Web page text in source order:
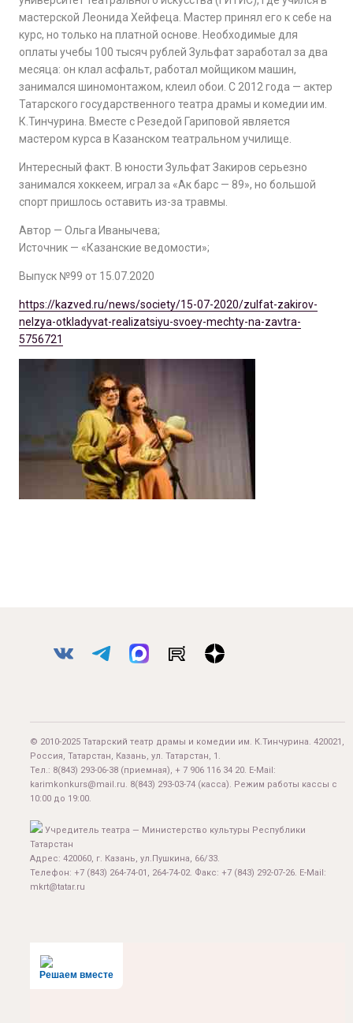
мастерской Леонида Хейфеца. Мастер принял его к себе на
курс, но только на платной основе. Необходимые для
оплаты учебы 100 тысяч рублей Зульфат заработал за два
месяца: он клал асфальт, работал мойщиком машин,
занимался шиномонтажом, клеил обои. С 2012 года — актер
Татарского государственного театра драмы и комедии им.
К.Тинчурина. Вместе с Резедой Гариповой является
мастером курса в Казанском театральном училище.
Интересный факт. В юности Зульфат Закиров серьезно
занимался хоккеем, играл за «Ак барс — 89», но большой
спорт пришлось оставить из-за травмы.
Автор — Ольга Иванычева;
Источник — «Казанские ведомости»;
Выпуск №99 от 15.07.2020
https://kazved.ru/news/society/15-07-2020/zulfat-zakirov-
nelzya-otkladyvat-realizatsiyu-svoey-mechty-na-zavtra-
5756721
© 2010-2025 Татарский театр драмы и комедии им. К.Тинчурина. 420021,
Россия, Татарстан, Казань, ул. Татарстан, 1.
Тел.: 8(843) 293-06-38 (приемная), + 7 906 116 34 20. E-Mail:
karimkonkurs@mail.ru. 8(843) 293-03-74 (касса). Режим работы кассы с
10:00 до 19:00.
Учредитель театра — Министерство культуры Республики
Татарстан
Адрес: 420060, г. Казань, ул.Пушкина, 66/33.
Телефон: +7 (843) 264-74-01, 264-74-02. Факс: +7 (843) 292-07-26. E-Mail:
mkrt@tatar.ru
Решаем вместе